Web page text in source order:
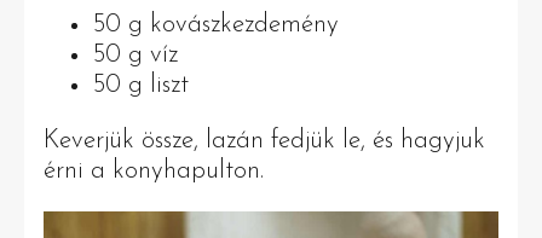
50 g kovászkezdemény
50 g víz
50 g liszt
Keverjük össze, lazán fedjük le, és hagyjuk
érni a konyhapulton.